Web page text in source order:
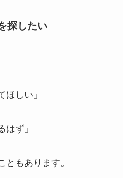
探したい
ほしい」
はず」
ともあります。